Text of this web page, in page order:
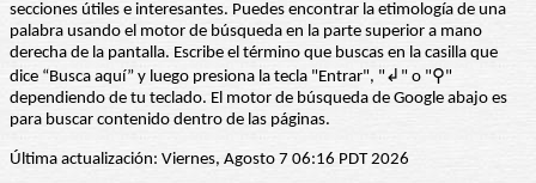
secciones útiles e interesantes. Puedes encontrar la etimología de una
palabra usando el motor de búsqueda en la parte superior a mano
derecha de la pantalla. Escribe el término que buscas en la casilla que
dice “Busca aquí” y luego presiona la tecla "Entrar", "↲" o "⚲"
dependiendo de tu teclado. El motor de búsqueda de Google abajo es
para buscar contenido dentro de las páginas.
Última actualización: Viernes, Agosto 7 06:16 PDT 2026